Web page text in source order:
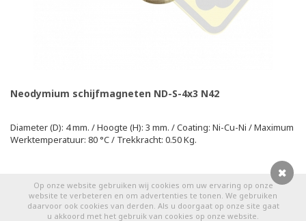
0
Neodymium schijfmagneten ND-S-4x3 N42
Diameter (D): 4 mm. / Hoogte (H): 3 mm. / Coating: Ni-Cu-Ni / Maximum
Werktemperatuur: 80 °C / Trekkracht: 0.50 Kg.
Geleverd binnen 1 à 2 dagen
Op onze website gebruiken wij cookies om uw ervaring op onze
website te verbeteren en om advertenties te tonen. We gebruiken
daarvoor ook cookies van derden. Als u doorgaat op onze site gaat
u akkoord met het gebruik van cookies op onze website.